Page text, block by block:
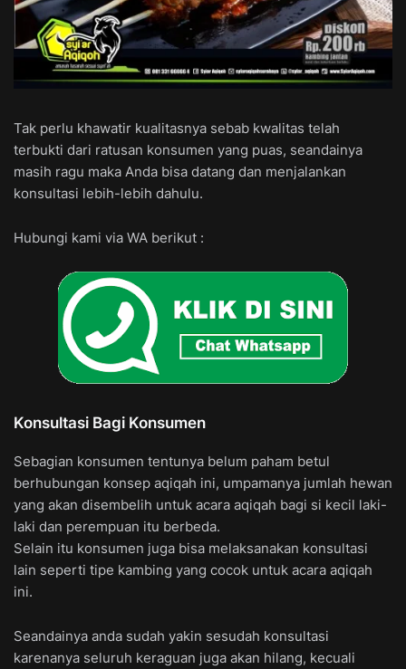
Tak perlu khawatir kualitasnya sebab kwalitas telah
terbukti dari ratusan konsumen yang puas, seandainya
masih ragu maka Anda bisa datang dan menjalankan
konsultasi lebih-lebih dahulu.
Hubungi kami via WA berikut :
Konsultasi Bagi Konsumen
Sebagian konsumen tentunya belum paham betul
berhubungan konsep aqiqah ini, umpamanya jumlah hewan
yang akan disembelih untuk acara aqiqah bagi si kecil laki-
laki dan perempuan itu berbeda.
Selain itu konsumen juga bisa melaksanakan konsultasi
lain seperti tipe kambing yang cocok untuk acara aqiqah
ini.
Seandainya anda sudah yakin sesudah konsultasi
karenanya seluruh keraguan juga akan hilang, kecuali